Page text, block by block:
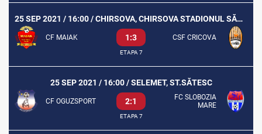
25 SEP 2021 / 16:00 / CHIRSOVA, CHIRSOVA STADIONUL SĂTESC
CF MAIAK 1:3 CSF CRICOVA
ETAPA 7
25 SEP 2021 / 16:00 / SELEMET, ST.SĂTESC
CF OGUZSPORT 2:1
FC SLOBOZIA
MARE
ETAPA 7